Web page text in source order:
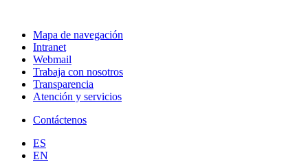
Mapa de navegación
Intranet
Webmail
Trabaja con nosotros
Transparencia
Atención y servicios
Contáctenos
ES
EN